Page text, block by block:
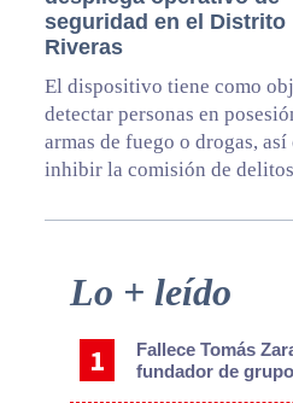
seguridad en el Distrito
Riveras
El dispositivo tiene como
detectar personas en
armas de fuego o drogas, así
inhibir la comisión de delitos
Primary
Lo + leído
Fallece Tomás
fundador de